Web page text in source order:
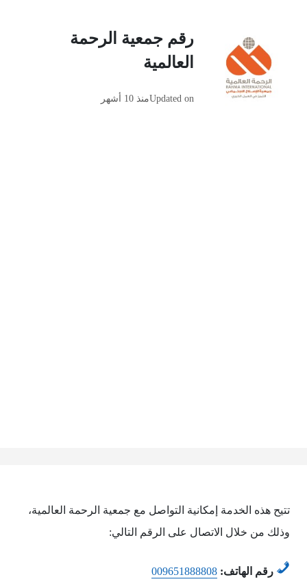
رقم جمعية الرحمة
العالمية
Updated onمنذ 10 أشهر
تتيح هذه الخدمة إمكانية التواصل مع جمعية الرحمة العالمية،
وذلك من خلال الاتصال على الرقم التالي:
رقم الهاتف: 009651888808